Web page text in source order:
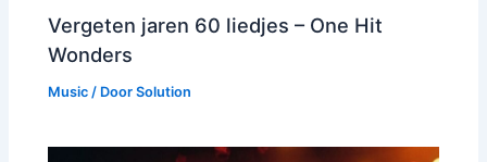
Vergeten jaren 60 liedjes – One Hit
Wonders
Music / DoorSolution